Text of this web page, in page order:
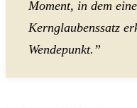
Moment, in dem
Kernglaubenssatz
Wendepunkt.”